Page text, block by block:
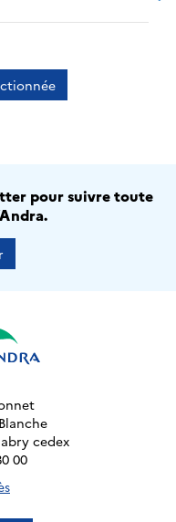
pour suivre toute
cedex
00